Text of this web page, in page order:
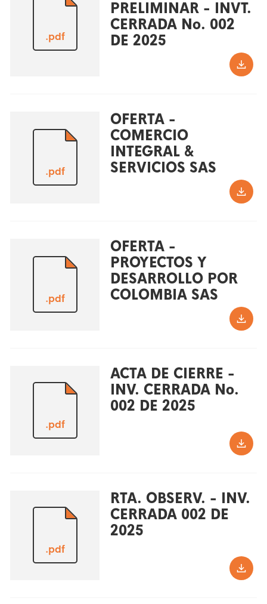
.pdf
PRELIMINAR - INVT.
CERRADA No. 002
DE 2025
.pdf
OFERTA -
COMERCIO
INTEGRAL &
SERVICIOS SAS
.pdf
OFERTA -
PROYECTOS Y
DESARROLLO POR
COLOMBIA SAS
.pdf
ACTA DE CIERRE -
INV. CERRADA No.
002 DE 2025
.pdf
RTA. OBSERV. - INV.
CERRADA 002 DE
2025